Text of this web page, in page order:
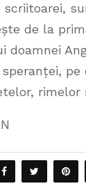
de la
doamnei
rimelor